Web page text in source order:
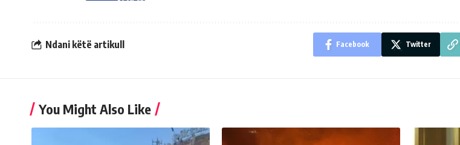
Ndani këtë artikull Facebook Twitter
You Might Also Like